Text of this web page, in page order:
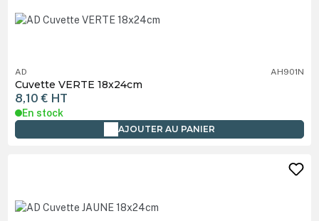
AD AH901N
Cuvette VERTE 18x24cm
8,10 € HT
En stock
AJOUTER AU PANIER